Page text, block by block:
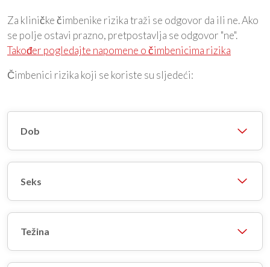
Za kliničke čimbenike rizika traži se odgovor da ili ne. Ako
se polje ostavi prazno, pretpostavlja se odgovor "ne".
Također pogledajte napomene o čimbenicima rizika
Čimbenici rizika koji se koriste su sljedeći:
Dob
Seks
Težina